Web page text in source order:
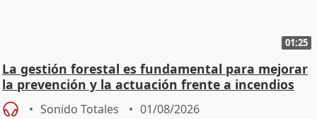
01:25
La gestión forestal es fundamental para mejorar
la prevención y la actuación frente a incendios
Sonido Totales 01/08/2026